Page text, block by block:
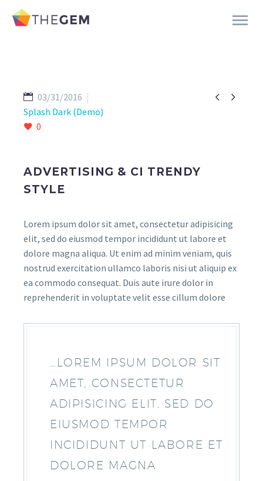
 
03/31/2016
Splash Dark (Demo)
0
ADVERTISING & CI TRENDY
STYLE
Lorem ipsum dolor sit amet, consectetur adipisicing
elit, sed do eiusmod tempor incididunt ut labore et
dolore magna aliqua. Ut enim ad minim veniam, quis
nostrud exercitation ullamco laboris nisi ut aliquip ex
ea commodo consequat. Duis aute irure dolor in
reprehenderit in voluptate velit esse cillum dolore
…LOREM IPSUM DOLOR SIT
AMET, CONSECTETUR
ADIPISICING ELIT, SED DO
EIUSMOD TEMPOR
INCIDIDUNT UT LABORE ET
DOLORE MAGNA